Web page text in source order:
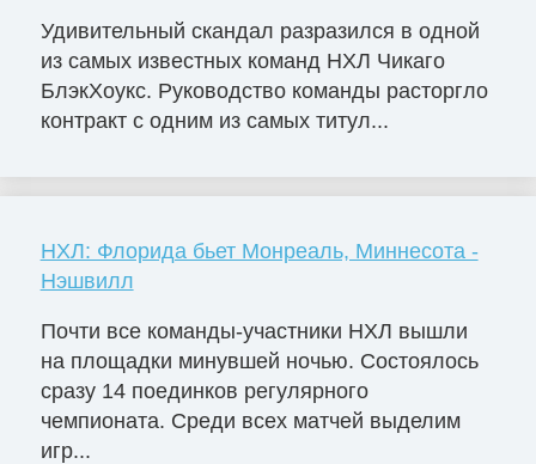
Удивительный скандал разразился в одной
из самых известных команд НХЛ Чикаго
БлэкХоукс. Руководство команды расторгло
контракт с одним из самых титул...
НХЛ: Флорида бьет Монреаль, Миннесота -
Нэшвилл
Почти все команды-участники НХЛ вышли
на площадки минувшей ночью. Состоялось
сразу 14 поединков регулярного
чемпионата. Среди всех матчей выделим
игр...